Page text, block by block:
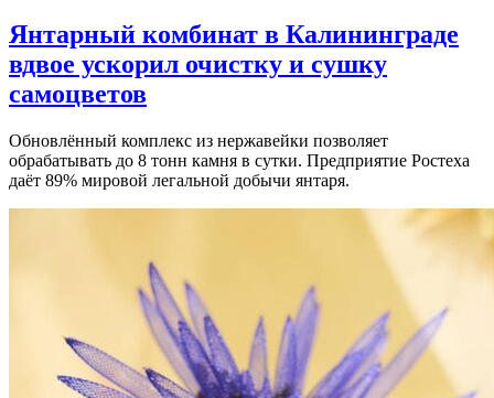
Янтарный комбинат в Калининграде
вдвое ускорил очистку и сушку
самоцветов
Обновлённый комплекс из нержавейки позволяет
обрабатывать до 8 тонн камня в сутки. Предприятие Ростеха
даёт 89% мировой легальной добычи янтаря.